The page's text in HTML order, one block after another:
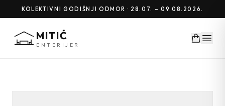
KOLEKTIVNI GODIŠNJI ODMOR · 28.07. – 09.08.2026.
MITIĆ
ENTERIJER